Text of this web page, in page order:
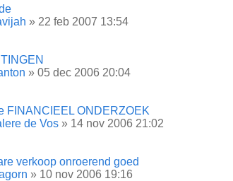
» 22 feb 2007 13:54
» 05 dec 2006 20:04
FINANCIEEL ONDERZOEK
de Vos » 14 nov 2006 21:02
verkoop onroerend goed
» 10 nov 2006 19:16